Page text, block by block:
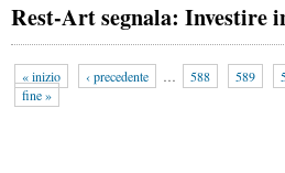
Rest-Art segnala: Investire
« inizio ‹ precedente … 588 589
fine »